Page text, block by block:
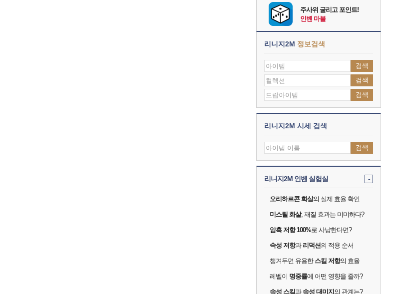
주사위 굴리고 포인트!
인벤 마블
리니지2M 정보검색
검색
검색
검색
리니지2M 시세 검색
검색
리니지2M 인벤 실험실 -
오리하르콘 화살의 실제 효율 확인
미스릴 화살, 재질 효과는 미미하다?
암흑 저항 100%로 사냥한다면?
속성 저항과 리덕션의 적용 순서
챙겨두면 유용한 스킬 저항의 효율
레벨이 명중률에 어떤 영향을 줄까?
속성 스킬과 속성 대미지 의 관계는?